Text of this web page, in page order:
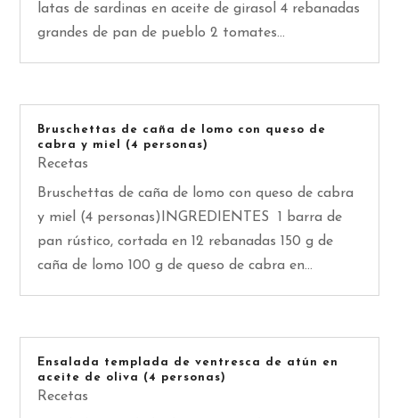
latas de sardinas en aceite de girasol 4 rebanadas
grandes de pan de pueblo 2 tomates...
Bruschettas de caña de lomo con queso de
cabra y miel (4 personas)
Recetas
Bruschettas de caña de lomo con queso de cabra
y miel (4 personas)INGREDIENTES 1 barra de
pan rústico, cortada en 12 rebanadas 150 g de
caña de lomo 100 g de queso de cabra en...
Ensalada templada de ventresca de atún en
aceite de oliva (4 personas)
Recetas